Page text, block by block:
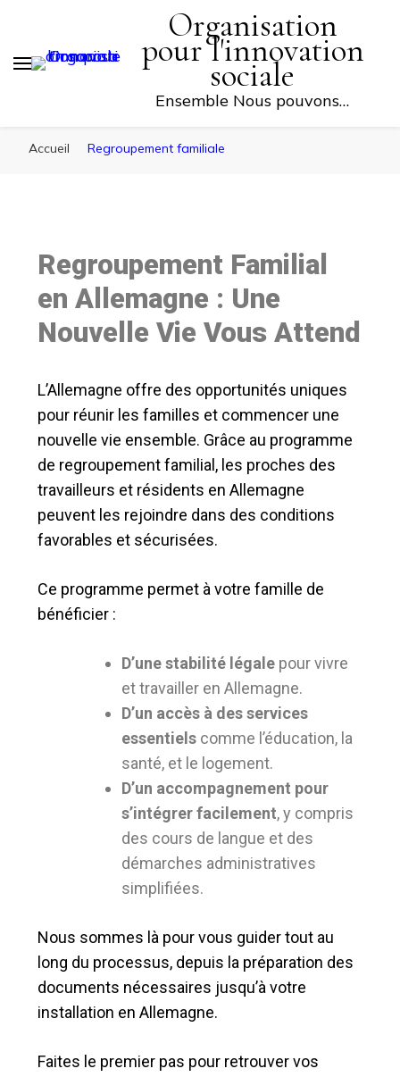
Organisation
pour l'innovation
sociale
Ensemble Nous pouvons…
Accueil Regroupement familiale
Regroupement Familial
en Allemagne : Une
Nouvelle Vie Vous Attend
L’Allemagne offre des opportunités uniques
pour réunir les familles et commencer une
nouvelle vie ensemble. Grâce au programme
de regroupement familial, les proches des
travailleurs et résidents en Allemagne
peuvent les rejoindre dans des conditions
favorables et sécurisées.
Ce programme permet à votre famille de
bénéficier :
D’une stabilité légale pour vivre
et travailler en Allemagne.
D’un accès à des services
essentiels comme l’éducation, la
santé, et le logement.
D’un accompagnement pour
s’intégrer facilement, y compris
des cours de langue et des
démarches administratives
simplifiées.
Nous sommes là pour vous guider tout au
long du processus, depuis la préparation des
documents nécessaires jusqu’à votre
installation en Allemagne.
Faites le premier pas pour retrouver vos
FAITES UN DON